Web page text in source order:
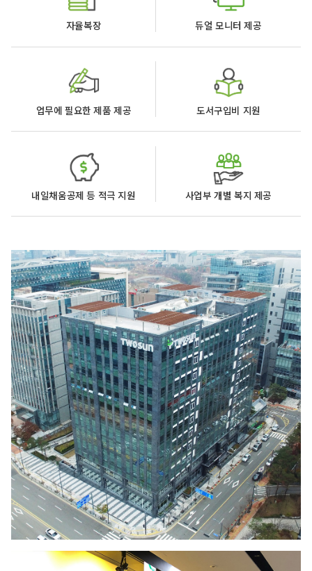
자율복장 듀얼 모니터 제공
업무에 필요한 제품 제공 도서구입비 지원
내일채움공제 등 적극 지원 사업부 개별 복지 제공